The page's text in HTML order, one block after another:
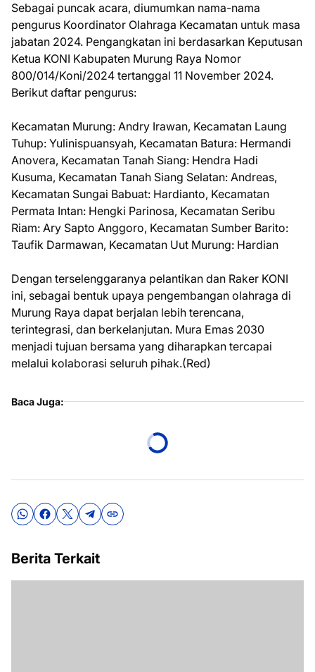
Sebagai puncak acara, diumumkan nama-nama
pengurus Koordinator Olahraga Kecamatan untuk masa
jabatan 2024. Pengangkatan ini berdasarkan Keputusan
Ketua KONI Kabupaten Murung Raya Nomor
800/014/Koni/2024 tertanggal 11 November 2024.
Berikut daftar pengurus:
Kecamatan Murung: Andry Irawan, Kecamatan Laung
Tuhup: Yulinispuansyah, Kecamatan Batura: Hermandi
Anovera, Kecamatan Tanah Siang: Hendra Hadi
Kusuma, Kecamatan Tanah Siang Selatan: Andreas,
Kecamatan Sungai Babuat: Hardianto, Kecamatan
Permata Intan: Hengki Parinosa, Kecamatan Seribu
Riam: Ary Sapto Anggoro, Kecamatan Sumber Barito:
Taufik Darmawan, Kecamatan Uut Murung: Hardian
Dengan terselenggaranya pelantikan dan Raker KONI
ini, sebagai bentuk upaya pengembangan olahraga di
Murung Raya dapat berjalan lebih terencana,
terintegrasi, dan berkelanjutan. Mura Emas 2030
menjadi tujuan bersama yang diharapkan tercapai
melalui kolaborasi seluruh pihak.(Red)
Baca Juga:
Berita Terkait